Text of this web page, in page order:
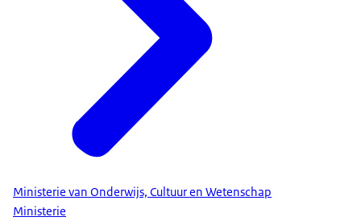
Ministerie van Onderwijs, Cultuur en Wetenschap
Ministerie